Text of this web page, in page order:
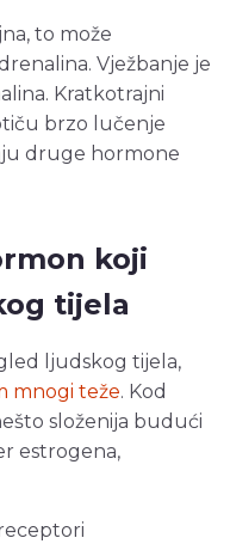
to može
Vježbanje je
Kratkotrajni
brzo lučenje
druge hormone
koji
tijela
ljudskog tijela,
mnogi teže. Kod
složenija budući
estrogena,